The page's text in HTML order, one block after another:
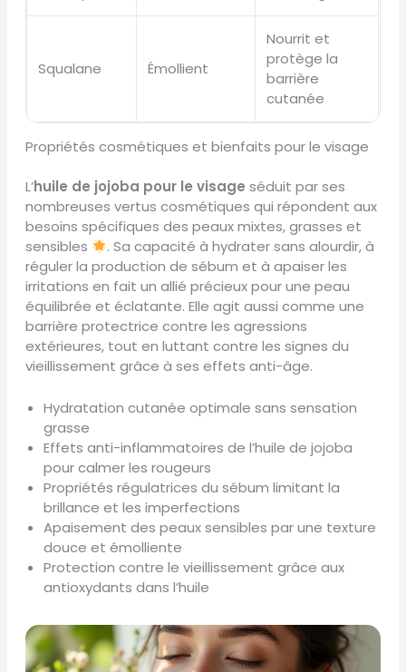
Squalane Émollient
Nourrit et
protège la
barrière
cutanée
Propriétés cosmétiques et bienfaits pour le visage
L’huile de jojoba pour le visage séduit par ses
nombreuses vertus cosmétiques qui répondent aux
besoins spécifiques des peaux mixtes, grasses et
sensibles
. Sa capacité à hydrater sans alourdir, à
réguler la production de sébum et à apaiser les
irritations en fait un allié précieux pour une peau
équilibrée et éclatante. Elle agit aussi comme une
barrière protectrice contre les agressions
extérieures, tout en luttant contre les signes du
vieillissement grâce à ses effets anti-âge.
Hydratation cutanée optimale sans sensation
grasse
Effets anti-inflammatoires de l’huile de jojoba
pour calmer les rougeurs
Propriétés régulatrices du sébum limitant la
brillance et les imperfections
Apaisement des peaux sensibles par une texture
douce et émolliente
Protection contre le vieillissement grâce aux
antioxydants dans l’huile